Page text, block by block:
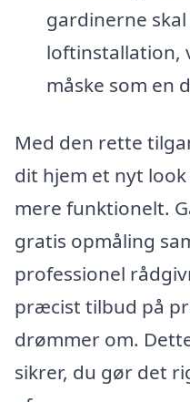
gardinerne
loftinstallation,
måske som en
Med den rette
dit hjem et nyt
mere funktionelt.
gratis opmåling
professionel
præcist tilbud på
drømmer om.
sikrer, du gør det